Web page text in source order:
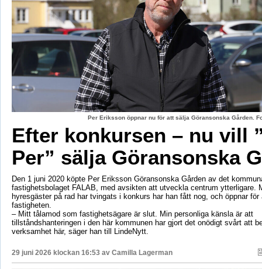
Per Eriksson öppnar nu för att sälja Göransonska Gården.
Efter konkursen – nu vill
Per” sälja Göransonska
Den 1 juni 2020 köpte Per Eriksson Göransonska Gården av det
fastighetsbolaget FALAB, med avsikten att utveckla centrum ytterligare.
hyresgäster på rad har tvingats i konkurs har han fått nog, och öppnar för
fastigheten.
– Mitt tålamod som fastighetsägare är slut. Min personliga känsla är att
tillståndshanteringen i den här kommunen har gjort det onödigt svårt att
verksamhet här, säger han till LindeNytt.
29 juni 2026 klockan 16:53 av Camilla Lagerman